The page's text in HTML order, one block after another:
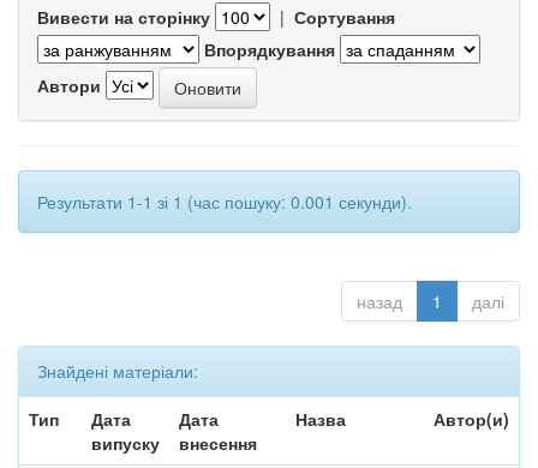
Вивести на сторінку | Сортування
Впорядкування
Автори
Результати 1-1 зі 1 (час пошуку: 0.001 секунди).
назад 1 далі
Знайдені матеріали:
Тип
Дата
випуску
Дата
внесення
Назва Автор(и)